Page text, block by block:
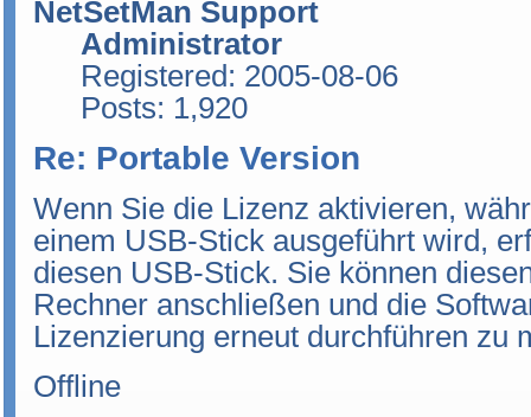
NetSetMan Support
Administrator
Registered: 2005-08-06
Posts: 1,920
Re: Portable Version
Wenn Sie die Lizenz aktivieren,
einem USB-Stick ausgeführt wird,
diesen USB-Stick. Sie können
Rechner anschließen und die
Lizenzierung erneut durchführen zu
Offline